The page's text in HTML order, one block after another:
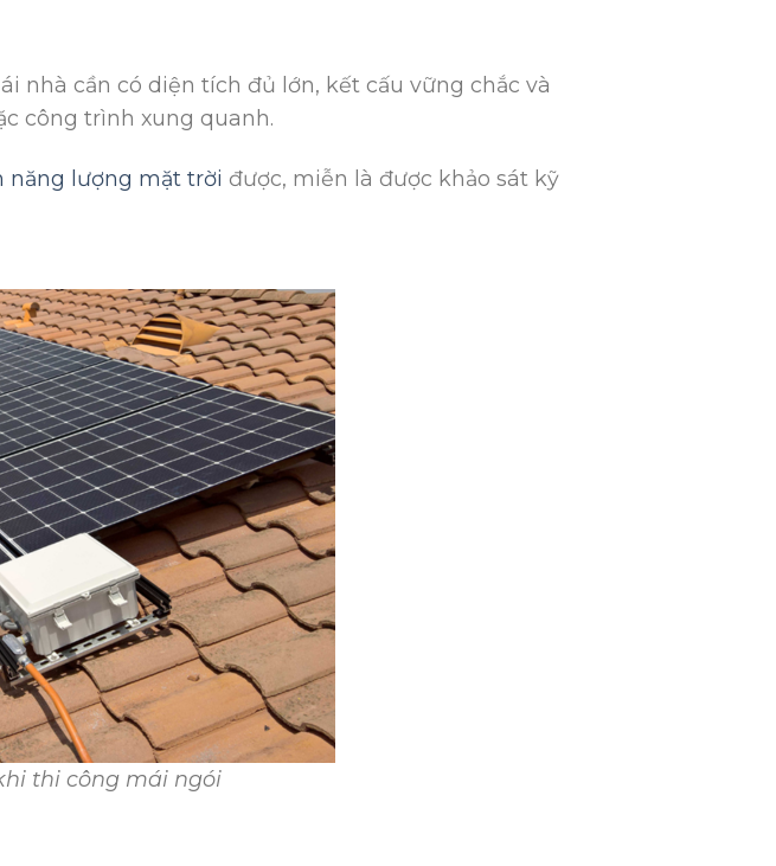
nhà cần có diện tích đủ lớn, kết cấu vững chắc và
công trình xung quanh.
năng lượng mặt trời được, miễn là được khảo sát kỹ
thi công mái ngói